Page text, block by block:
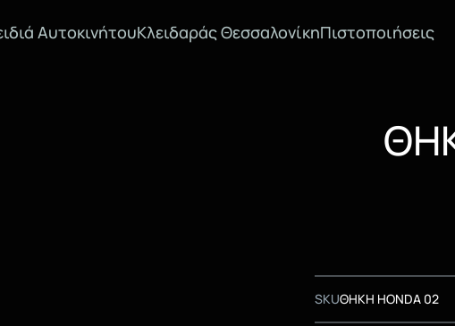
ΑυτοκινήτουΚλειδαράς ΘεσσαλονίκηΠιστοποιήσεις
SKUΘΗΚΗ HONDA 02